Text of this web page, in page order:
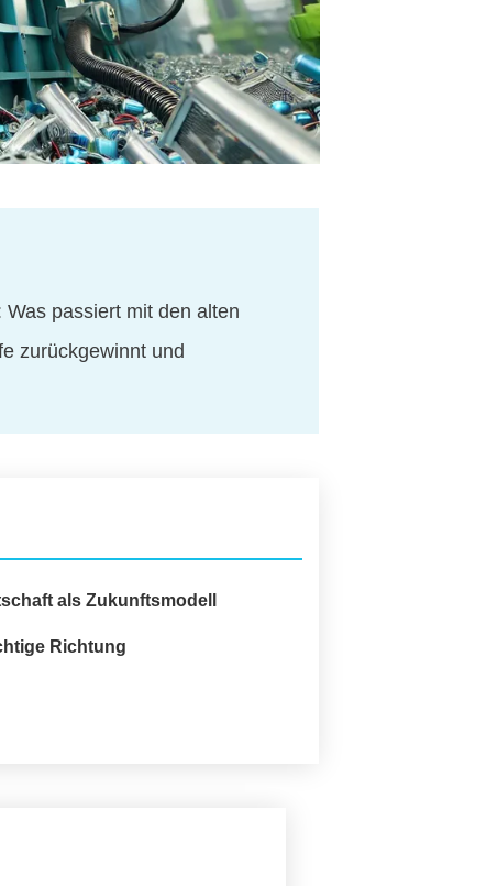
passiert mit den alten
zurückgewinnt und
als Zukunftsmodell
Richtung